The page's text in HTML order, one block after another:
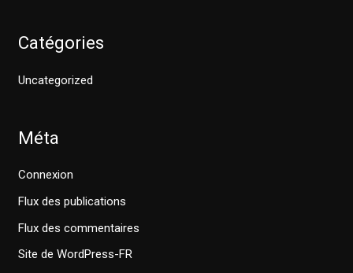
Catégories
Uncategorized
Méta
Connexion
Flux des publications
Flux des commentaires
Site de WordPress-FR